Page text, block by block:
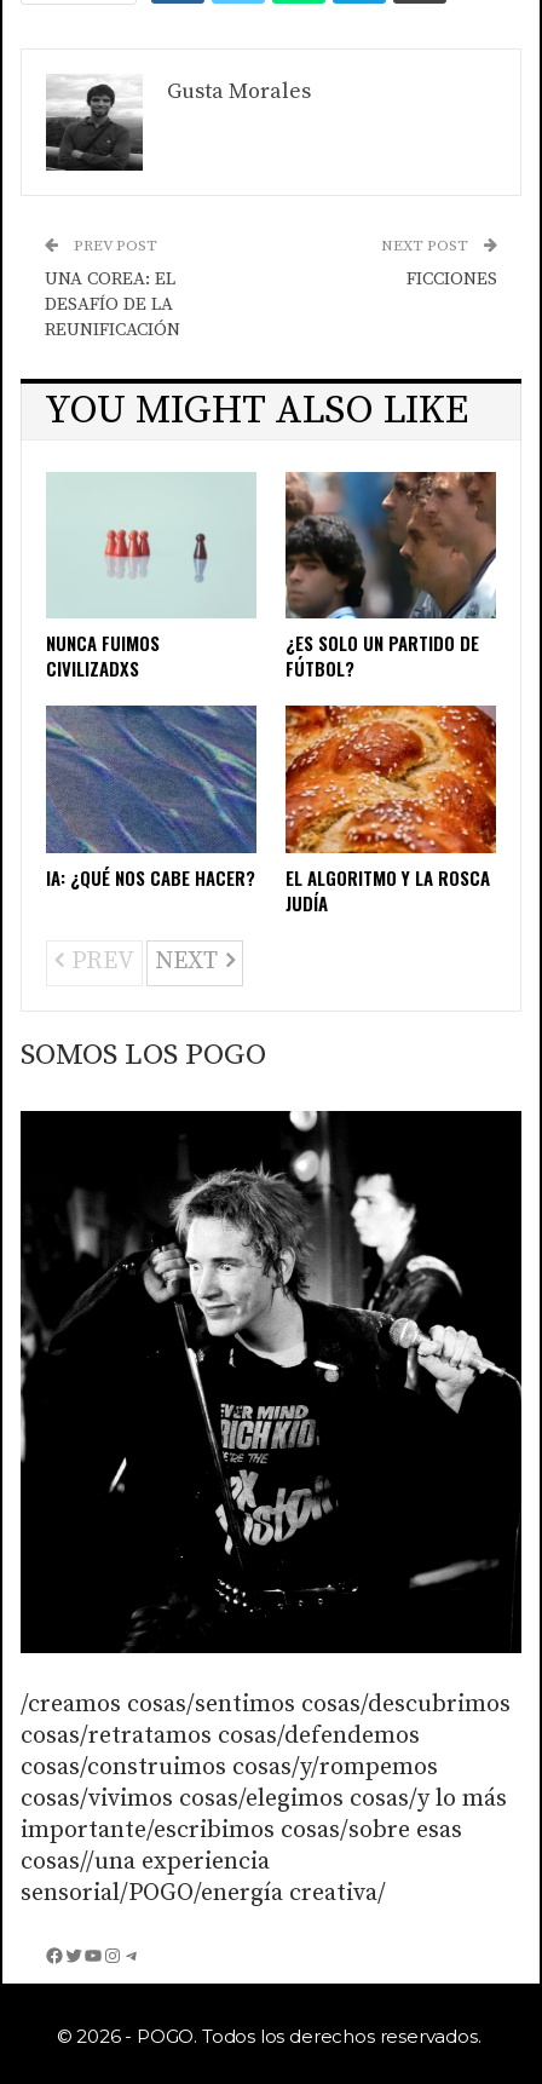
Gusta Morales
PREV POST
UNA COREA: EL
DESAFÍO DE LA
REUNIFICACIÓN
NEXT POST
FICCIONES
YOU MIGHT ALSO LIKE
NUNCA FUIMOS
CIVILIZADXS
¿ES SOLO UN PARTIDO DE
FÚTBOL?
IA: ¿QUÉ NOS CABE HACER?
EL ALGORITMO Y LA ROSCA
JUDÍA
PREV NEXT
SOMOS LOS POGO
/creamos cosas/sentimos cosas/descubrimos
cosas/retratamos cosas/defendemos
cosas/construimos cosas/y/rompemos
cosas/vivimos cosas/elegimos cosas/y lo más
importante/escribimos cosas/sobre esas
cosas//una experiencia
sensorial/POGO/energía creativa/
Facebook
Twitter
YouTube
Instagram
Telegram
© 2026 - POGO. Todos los derechos reservados.